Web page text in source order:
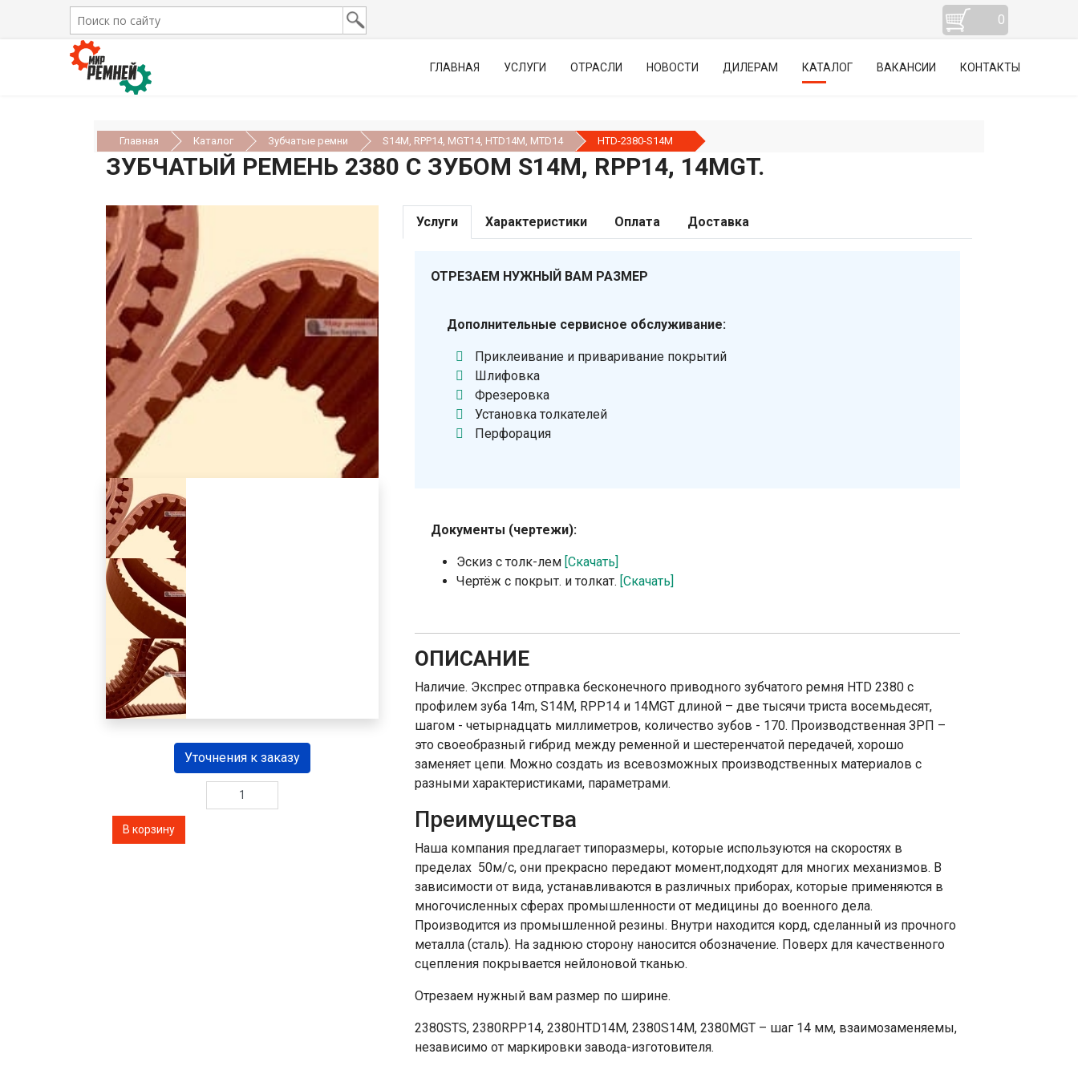
0
ГЛАВНАЯ УСЛУГИ ОТРАСЛИ НОВОСТИ ДИЛЕРАМ КАТАЛОГ ВАКАНСИИ КОНТАКТЫ
Главная Каталог Зубчатые ремни S14M, RPP14, MGT14, HTD14М, MTD14 HTD-2380-S14M
ЗУБЧАТЫЙ РЕМЕНЬ 2380 С ЗУБОМ S14M, RPP14, 14MGT.
Уточнения к заказу
Услуги Характеристики Оплата Доставка
ОТРЕЗАЕМ НУЖНЫЙ ВАМ РАЗМЕР
Дополнительные сервисное обслуживание:
Приклеивание и приваривание покрытий
Шлифовка
Фрезеровка
Установка толкателей
Перфорация
Документы (чертежи):
Эскиз с толк-лем [Скачать]
Чертёж с покрыт. и толкат. [Скачать]
ОПИСАНИЕ
Наличие. Экспрес отправка бесконечного приводного зубчатого ремня HTD 2380 с
профилем зуба 14m, S14M, RPP14 и 14MGT длиной – две тысячи триста восемьдесят,
шагом - четырнадцать миллиметров, количество зубов - 170. Производственная ЗРП –
это своеобразный гибрид между ременной и шестеренчатой передачей, хорошо
заменяет цепи. Можно создать из всевозможных производственных материалов с
разными характеристиками, параметрами.
Преимущества
Наша компания предлагает типоразмеры, которые используются на скоростях в
пределах 50м/с, они прекрасно передают момент,подходят для многих механизмов. В
зависимости от вида, устанавливаются в различных приборах, которые применяются в
многочисленных сферах промышленности от медицины до военного дела.
Производится из промышленной резины. Внутри находится корд, сделанный из прочного
металла (сталь). На заднюю сторону наносится обозначение. Поверх для качественного
сцепления покрывается нейлоновой тканью.
Отрезаем нужный вам размер по ширине.
2380STS, 2380RPP14, 2380HTD14М, 2380S14M, 2380MGT – шаг 14 мм, взаимозаменяемы,
независимо от маркировки завода-изготовителя.